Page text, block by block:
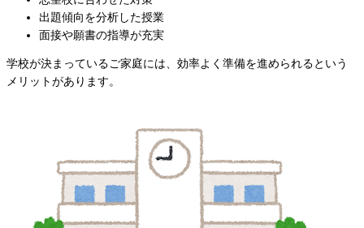
出題傾向を分析した授業
面接や願書の指導が充実
学校が決まっているご家庭には、効率よく準備を進められるという
メリットがあります。